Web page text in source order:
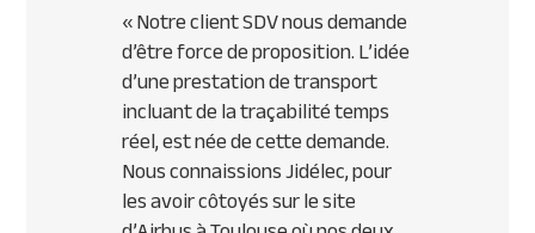
« Notre clientSDVnous demande
d’être force de proposition. L’idée
d’une prestation de transport
incluant de la traçabilité temps
réel, est née de cette demande.
Nous connaissions Jidélec, pour
les avoir côtoyés sur le site